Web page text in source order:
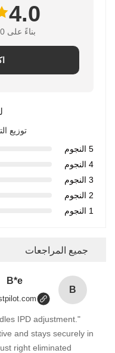
4.0
بناءً على 50 مراجعة لهذا المورد
توزيع
5 النجوم
4 النجوم
3 النجوم
2 النجوم
1 النجوم
جميع المراجعات
B
B*e
IPD adjustment.
and stays securely in
right eliminated！